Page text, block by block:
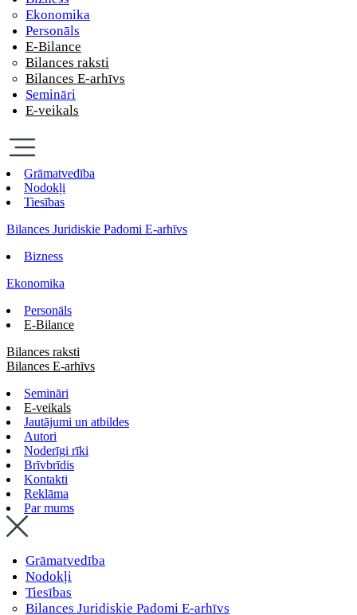
Ekonomika
Personāls
E-Bilance
Bilances raksti
Bilances E-arhīvs
Semināri
E-veikals
Grāmatvedība
Nodokļi
Tiesības
Bilances Juridiskie Padomi E-arhīvs
Bizness
Ekonomika
Personāls
E-Bilance
Bilances raksti
Bilances E-arhīvs
Semināri
E-veikals
Jautājumi un atbildes
Autori
Noderīgi rīki
Brīvbrīdis
Kontakti
Reklāma
Par mums
Grāmatvedība
Nodokļi
Tiesības
Bilances Juridiskie Padomi E-arhīvs